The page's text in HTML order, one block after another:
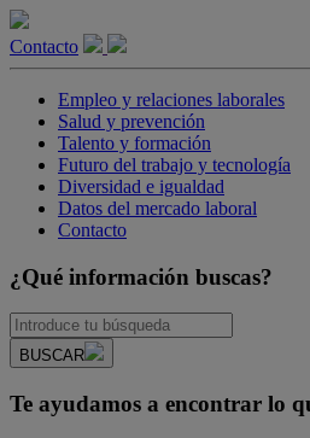
Contacto
Empleo y relaciones laborales
Salud y prevención
Talento y formación
Futuro del trabajo y tecnología
Diversidad e igualdad
Datos del mercado laboral
Contacto
¿Qué información buscas?
BUSCAR
Te ayudamos a encontrar lo